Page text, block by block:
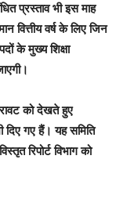
प्रस्ताव भी इस माह
वित्तीय वर्ष के लिए जिन
के मुख्य शिक्षा
को देखते हुए
दिए गए हैं। यह समिति
रिपोर्ट विभाग को